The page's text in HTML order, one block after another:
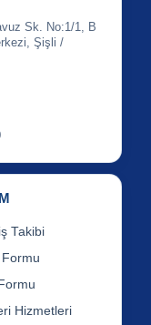
Sk. No:1/1, B
Şişli /
Takibi
Formu
Hizmetleri